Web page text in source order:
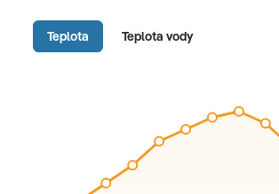
Teplota Teplota vody